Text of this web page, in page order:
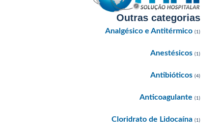
Outras categorias
Analgésico e Antitérmico (1)
Anestésicos (1)
Antibióticos (4)
Anticoagulante (1)
Cloridrato de Lidocaína (1)